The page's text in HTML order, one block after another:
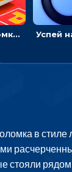
Головоломка Парк-стоянка: рисовать линии, чтобы парковать машины
в
стояли